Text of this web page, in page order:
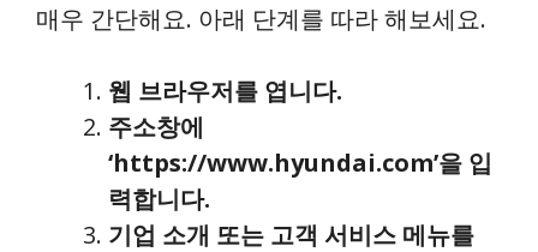
매우 간단해요. 아래 단계를 따라 해보세요.
웹 브라우저를 엽니다.
주소창에
‘https://www.hyundai.com’을 입
력합니다.
기업 소개 또는 고객 서비스 메뉴를